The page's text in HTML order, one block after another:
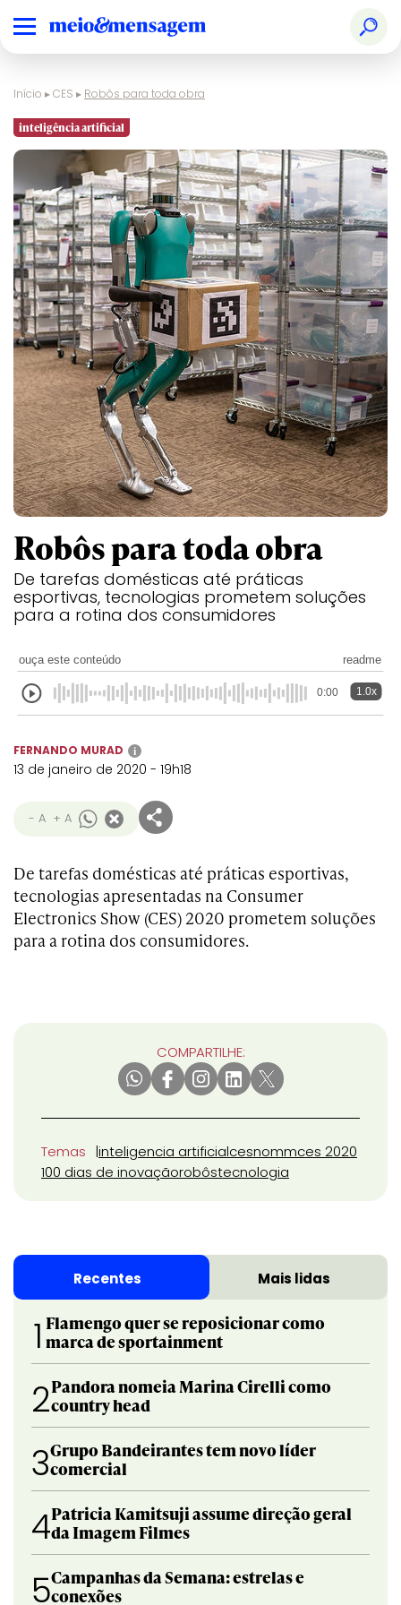
Início ▸CES ▸ Robôs para toda obra
inteligência artificial
Robôs para toda obra
De tarefas domésticas até práticas
esportivas, tecnologias prometem soluções
para a rotina dos consumidores
ouça este conteúdo readme
0:00 1.0x
FERNANDO MURAD i
13 de janeiro de 2020 - 19h18
- A + A
De tarefas domésticas até práticas esportivas,
tecnologias apresentadas na Consumer
Electronics Show (CES) 2020 prometem soluções
para a rotina dos consumidores.
COMPARTILHE:
Temas inteligencia artificialcesnommces 2020
100 dias de inovaçãorobôstecnologia
Recentes Mais lidas
1 Flamengo quer se reposicionar como
marca de sportainment
2Pandora nomeia Marina Cirelli como
country head
3Grupo Bandeirantes tem novo líder
comercial
4Patricia Kamitsuji assume direção geral
da Imagem Filmes
5Campanhas da Semana: estrelas e
conexões